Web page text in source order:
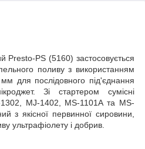
Presto-PS (5160) застосовується
поливу з використанням
для послідовного під'єднання
Зі стартером сумісні
1302, MJ-1402, MS-1101A та MS-
з якісної первинної сировини,
ультрафіолету і добрив.